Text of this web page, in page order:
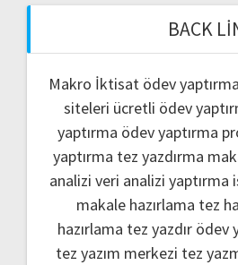
BACK
Makro İktisat ödev yaptırma
siteleri ücretli ödev
yaptırma ödev yaptırma
yaptırma tez yazdırma
analizi veri analizi yaptırma
makale hazırlama tez
hazırlama tez yazdır ödev
tez yazım merkezi tez